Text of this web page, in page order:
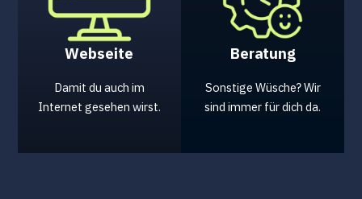
Webseite
Damit du auch im
Internet gesehen wirst.
Beratung
Sonstige Wüsche? Wir
sind immer für dich da.